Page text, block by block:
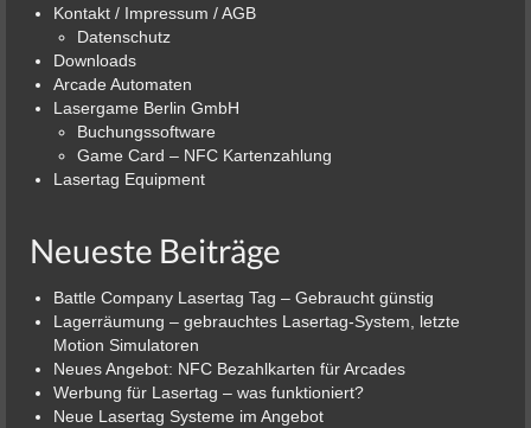
Kontakt / Impressum / AGB
Datenschutz
Downloads
Arcade Automaten
Lasergame Berlin GmbH
Buchungssoftware
Game Card – NFC Kartenzahlung
Lasertag Equipment
Neueste Beiträge
Battle Company Lasertag Tag – Gebraucht günstig
Lagerräumung – gebrauchtes Lasertag-System, letzte
Motion Simulatoren
Neues Angebot: NFC Bezahlkarten für Arcades
Werbung für Lasertag – was funktioniert?
Neue Lasertag Systeme im Angebot